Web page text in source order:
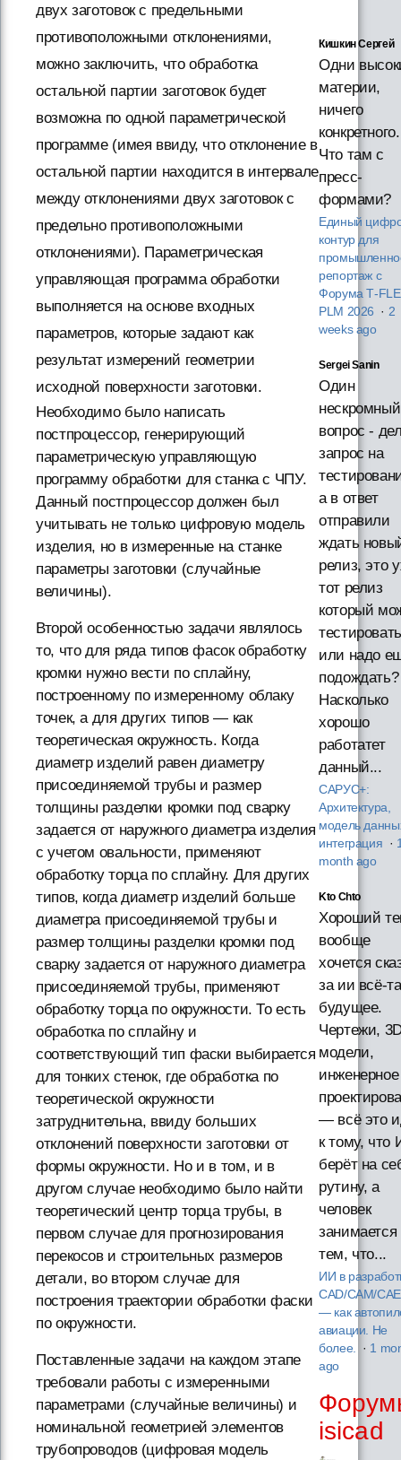
двух заготовок с предельными
противоположными отклонениями,
можно заключить, что обработка
остальной партии заготовок будет
возможна по одной параметрической
программе (имея ввиду, что отклонение в
остальной партии находится в интервале
между отклонениями двух заготовок с
предельно противоположными
отклонениями). Параметрическая
управляющая программа обработки
выполняется на основе входных
параметров, которые задают как
результат измерений геометрии
исходной поверхности заготовки.
Необходимо было написать
постпроцессор, генерирующий
параметрическую управляющую
программу обработки для станка с ЧПУ.
Данный постпроцессор должен был
учитывать не только цифровую модель
изделия, но в измеренные на станке
параметры заготовки (случайные
величины).
Второй особенностью задачи являлось
то, что для ряда типов фасок обработку
кромки нужно вести по сплайну,
построенному по измеренному облаку
точек, а для других типов — как
теоретическая окружность. Когда
диаметр изделий равен диаметру
присоединяемой трубы и размер
толщины разделки кромки под сварку
задается от наружного диаметра изделия
с учетом овальности, применяют
обработку торца по сплайну. Для других
типов, когда диаметр изделий больше
диаметра присоединяемой трубы и
размер толщины разделки кромки под
сварку задается от наружного диаметра
присоединяемой трубы, применяют
обработку торца по окружности. То есть
обработка по сплайну и
соответствующий тип фаски выбирается
для тонких стенок, где обработка по
теоретической окружности
затруднительна, ввиду больших
отклонений поверхности заготовки от
формы окружности. Но и в том, и в
другом случае необходимо было найти
теоретический центр торца трубы, в
первом случае для прогнозирования
перекосов и строительных размеров
детали, во втором случае для
построения траектории обработки фаски
по окружности.
Поставленные задачи на каждом этапе
требовали работы с измеренными
параметрами (случайные величины) и
номинальной геометрией элементов
трубопроводов (цифровая модель
Кишкин Сергей
Одни
материи,
ничего
конкретного.
Что там с
пресс-
формами?
Единый
контур для
репортаж с
Форума
PLM 2026 · 2
weeks ago
Sergei Sanin
Один
нескромный
вопрос -
запрос на
а в ответ
отправили
ждать
релиз, это
тот релиз
который
или надо
подождать?
Насколько
хорошо
работатет
данный...
САРУС+:
Архитектура,
модель
интеграция ·
month ago
Kto Chto
Хороший
вообще
хочется
за ии всё-
будущее.
Чертежи,
модели,
инженерное
— всё это
к тому, что
берёт на
рутину, а
человек
занимается
тем, что...
ИИ в
CAD/CAM/
— как
авиации. Не
более.
· 1
ago
isicad